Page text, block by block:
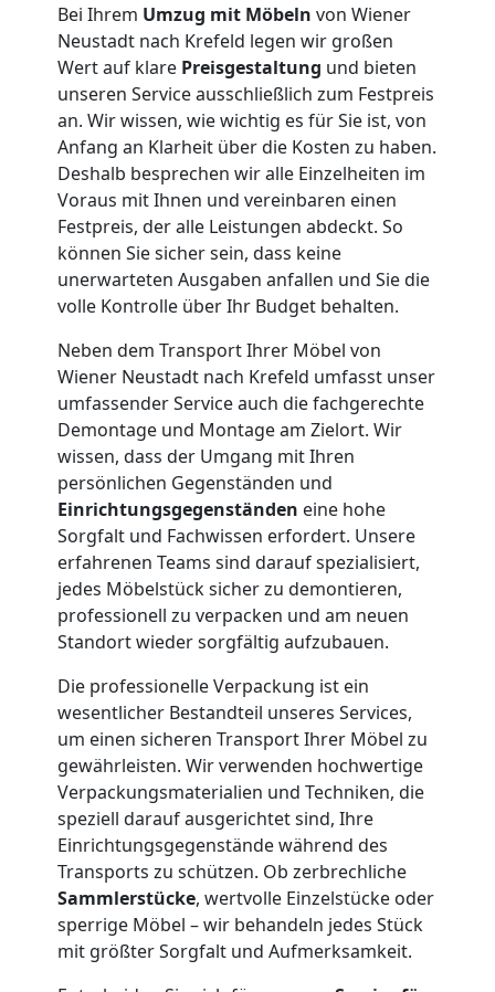
Bei Ihrem Umzug mit Möbeln von Wiener
Neustadt nach Krefeld legen wir großen
Wert auf klare Preisgestaltung und bieten
unseren Service ausschließlich zum Festpreis
an. Wir wissen, wie wichtig es für Sie ist, von
Anfang an Klarheit über die Kosten zu haben.
Deshalb besprechen wir alle Einzelheiten im
Voraus mit Ihnen und vereinbaren einen
Festpreis, der alle Leistungen abdeckt. So
können Sie sicher sein, dass keine
unerwarteten Ausgaben anfallen und Sie die
volle Kontrolle über Ihr Budget behalten.
Neben dem Transport Ihrer Möbel von
Wiener Neustadt nach Krefeld umfasst unser
umfassender Service auch die fachgerechte
Demontage und Montage am Zielort. Wir
wissen, dass der Umgang mit Ihren
persönlichen Gegenständen und
Einrichtungsgegenständen eine hohe
Sorgfalt und Fachwissen erfordert. Unsere
erfahrenen Teams sind darauf spezialisiert,
jedes Möbelstück sicher zu demontieren,
professionell zu verpacken und am neuen
Standort wieder sorgfältig aufzubauen.
Die professionelle Verpackung ist ein
wesentlicher Bestandteil unseres Services,
um einen sicheren Transport Ihrer Möbel zu
gewährleisten. Wir verwenden hochwertige
Verpackungsmaterialien und Techniken, die
speziell darauf ausgerichtet sind, Ihre
Einrichtungsgegenstände während des
Transports zu schützen. Ob zerbrechliche
Sammlerstücke, wertvolle Einzelstücke oder
sperrige Möbel – wir behandeln jedes Stück
mit größter Sorgfalt und Aufmerksamkeit.
Umzug
für
Senioren
Wiener
Neustadt
Fernumzug
Wiener
Neustadt
Firmenumzug
Wiener
Neustadt
Büroumzug
Wiener
Neustadt